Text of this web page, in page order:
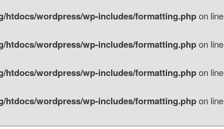
htdocs/wordpress/wp-includes/formatting.phpon line
htdocs/wordpress/wp-includes/formatting.phpon line
htdocs/wordpress/wp-includes/formatting.phpon line
htdocs/wordpress/wp-includes/formatting.phpon line